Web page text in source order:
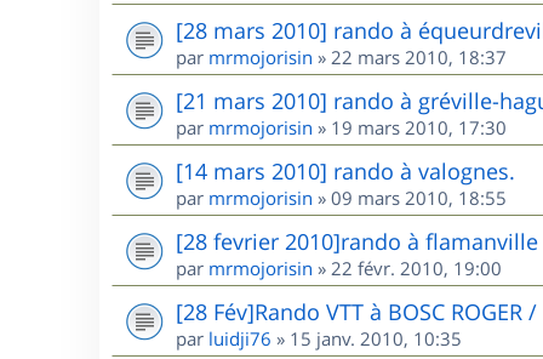
[28 mars 2010] rando à
par mrmojorisin » 22 mars 2010, 18:37
[21 mars 2010] rando à gréville-
par mrmojorisin » 19 mars 2010, 17:30
[14 mars 2010] rando à valognes.
par mrmojorisin » 09 mars 2010, 18:55
[28 fevrier 2010]rando à
par mrmojorisin » 22 févr. 2010, 19:00
[28 Fév]Rando VTT à BOSC ROGER
par luidji76 » 15 janv. 2010, 10:35